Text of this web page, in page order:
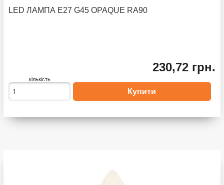
LED ЛАМПА E27 G45 OPAQUE RA90
230,72 грн.
кількість